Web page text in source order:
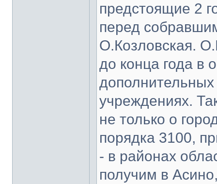
предстоящие 2
перед
О.Козловская.
до конца года в
учреждениях.
не только о
порядка 3100,
- в районах
получим в